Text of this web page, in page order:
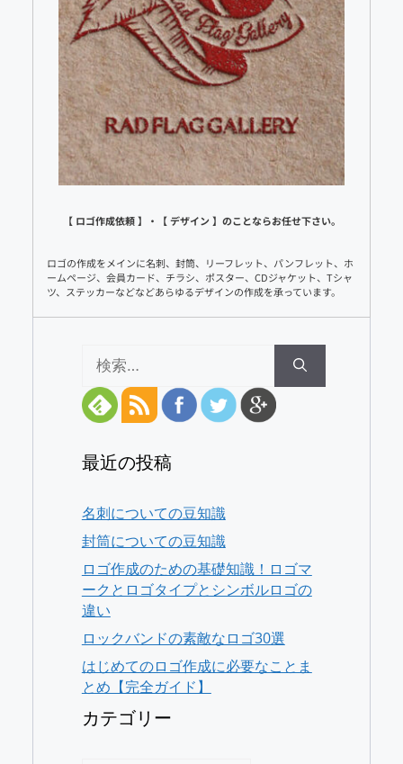
【 ロゴ作成依頼 】・【 デザイン 】のことならお任せ下さい。
ロゴの作成をメインに名刺、封筒、リーフレット、パンフレット、ホ
ームページ、会員カード、チラシ、ポスター、CDジャケット、Tシャ
ツ、ステッカーなどなどあらゆるデザインの作成を承っています。
索:
最近の投稿
名刺についての豆知識
封筒についての豆知識
ロゴ作成のための基礎知識！ロゴマ
ークとロゴタイプとシンボルロゴの
違い
ロックバンドの素敵なロゴ30選
はじめてのロゴ作成に必要なことま
とめ【完全ガイド】
カテゴリー